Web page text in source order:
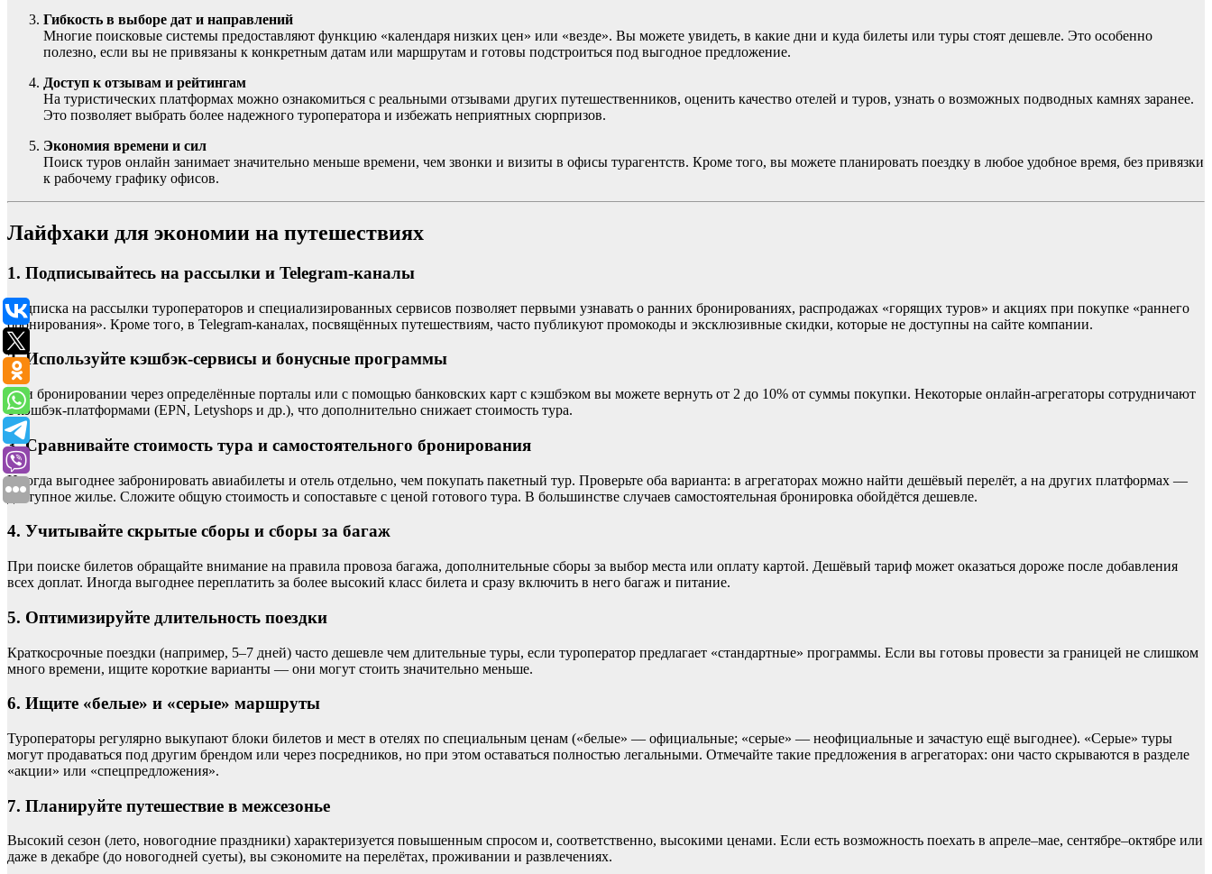
Гибкость в выборе дат и направлений
Многие поисковые системы предоставляют функцию «календаря низких цен» или «везде». Вы можете увидеть, в какие дни и куда билеты или туры стоят дешевле. Это особенно
полезно, если вы не привязаны к конкретным датам или маршрутам и готовы подстроиться под выгодное предложение.
Доступ к отзывам и рейтингам
На туристических платформах можно ознакомиться с реальными отзывами других путешественников, оценить качество отелей и туров, узнать о возможных подводных камнях заранее.
Это позволяет выбрать более надежного туроператора и избежать неприятных сюрпризов.
Экономия времени и сил
Поиск туров онлайн занимает значительно меньше времени, чем звонки и визиты в офисы турагентств. Кроме того, вы можете планировать поездку в любое удобное время, без привязки
к рабочему графику офисов.
Лайфхаки для экономии на путешествиях
1. Подписывайтесь на рассылки и Telegram-каналы
Подписка на рассылки туроператоров и специализированных сервисов позволяет первыми узнавать о ранних бронированиях, распродажах «горящих туров» и акциях при покупке «раннего
бронирования». Кроме того, в Telegram-каналах, посвящённых путешествиям, часто публикуют промокоды и эксклюзивные скидки, которые не доступны на сайте компании.
2. Используйте кэшбэк-сервисы и бонусные программы
При бронировании через определённые порталы или с помощью банковских карт с кэшбэком вы можете вернуть от 2 до 10% от суммы покупки. Некоторые онлайн-агрегаторы сотрудничают
с кэшбэк-платформами (EPN, Letyshops и др.), что дополнительно снижает стоимость тура.
3. Сравнивайте стоимость тура и самостоятельного бронирования
Иногда выгоднее забронировать авиабилеты и отель отдельно, чем покупать пакетный тур. Проверьте оба варианта: в агрегаторах можно найти дешёвый перелёт, а на других платформах —
доступное жилье. Сложите общую стоимость и сопоставьте с ценой готового тура. В большинстве случаев самостоятельная бронировка обойдётся дешевле.
4. Учитывайте скрытые сборы и сборы за багаж
При поиске билетов обращайте внимание на правила провоза багажа, дополнительные сборы за выбор места или оплату картой. Дешёвый тариф может оказаться дороже после добавления
всех доплат. Иногда выгоднее переплатить за более высокий класс билета и сразу включить в него багаж и питание.
5. Оптимизируйте длительность поездки
Краткосрочные поездки (например, 5–7 дней) часто дешевле чем длительные туры, если туроператор предлагает «стандартные» программы. Если вы готовы провести за границей не слишком
много времени, ищите короткие варианты — они могут стоить значительно меньше.
6. Ищите «белые» и «серые» маршруты
Туроператоры регулярно выкупают блоки билетов и мест в отелях по специальным ценам («белые» — официальные; «серые» — неофициальные и зачастую ещё выгоднее). «Серые» туры
могут продаваться под другим брендом или через посредников, но при этом оставаться полностью легальными. Отмечайте такие предложения в агрегаторах: они часто скрываются в разделе
«акции» или «спецпредложения».
7. Планируйте путешествие в межсезонье
Высокий сезон (лето, новогодние праздники) характеризуется повышенным спросом и, соответственно, высокими ценами. Если есть возможность поехать в апреле–мае, сентябре–октябре или
даже в декабре (до новогодней суеты), вы сэкономите на перелётах, проживании и развлечениях.